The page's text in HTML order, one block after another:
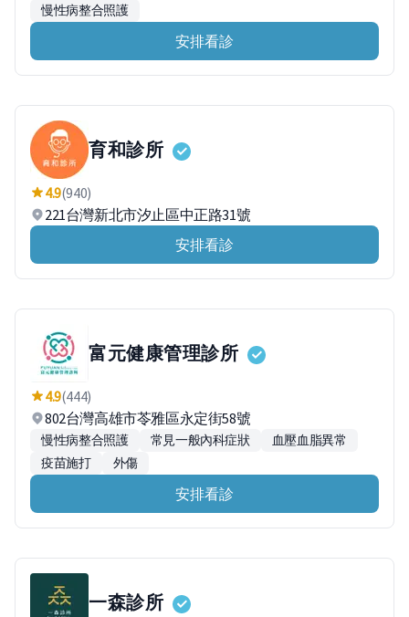
慢性病整合照護
安排看診
育和診所
4.9(940)
221台灣新北市汐止區中正路31號
安排看診
富元健康管理診所
4.9(444)
802台灣高雄市苓雅區永定街58號
慢性病整合照護 常見一般內科症狀
血壓血脂異常
疫苗施打
外傷
安排看診
一森診所